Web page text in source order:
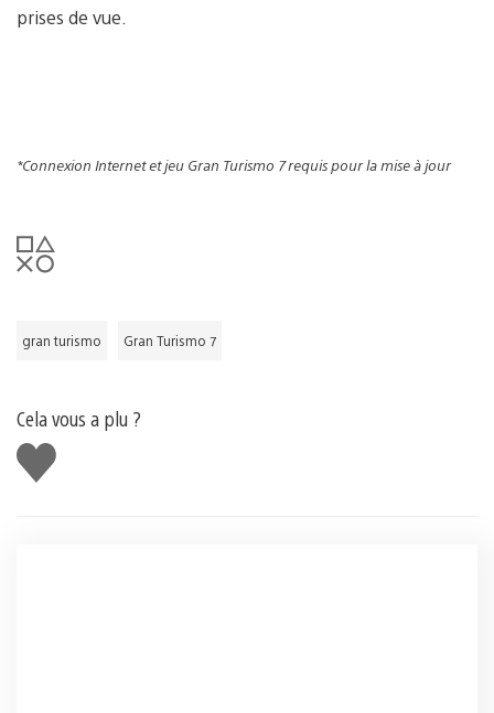
prises de vue.
*Connexion Internet et jeu Gran Turismo 7 requis pour la mise à jour
gran turismo Gran Turismo 7
Cela vous a plu ?
J'aime